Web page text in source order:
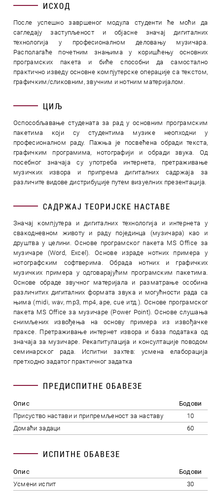
ИСХОД
После успешно завршеног модула студенти ће моћи да
сагледају заступљеност и објасне значај дигиталних
технологија у професионалном деловању музичара.
Располагаће почетним знањима у коришћењу основних
програмских пакета и биће способни да самостално
практично изведу основне компјутерске операције са текстом,
графичким/сликовним, звучним и нотним материјалом.
ЦИЉ
Оспособљавање студената за рад у основним програмским
пакетима који су студентима музике неопходни у
професионалном раду. Пажња је посвећена обради текста,
графичким програмима, нотографији и обради звука. Од
посебног значаја су употреба интернета, претраживање
музичких извора и припрема дигиталних садржаја за
различите видове дистрибуције путем визуелних презентација.
САДРЖАЈ ТЕОРИЈСКЕ НАСТАВЕ
Значај компјутера и дигиталних технологија и интернета у
свакодневном животу и раду појединца (музичара) као и
друштва у целини. Основе програмског пакета MS Office за
музичаре (Word, Excel). Основе израде нотних примера у
нотографским софтверима. Обрада нотних и графичких
музичких примера у одговарајућим програмским пакетима.
Основе обраде звучног материјала и разматрање особина
различитих дигиталних формата звука и могућности рада са
њима (midi, wav, mp3, mp4, ape, cue итд.). Основе програмског
пакета MS Office за музичаре (Power Point). Основе слушања
снимљених извођења на основу примера из извођачке
праксе. Претраживање интернет извора и база података од
значаја за музичаре. Рекапитулација и консултације поводом
семинарског рада. Испитни захтев: усмена елаборација
претходно задатог практичног задатка
ПРЕДИСПИТНЕ ОБАВЕЗЕ
Опис
Бодови
Присуство настави и припремљеност за наставу
10
Домаћи задаци
60
ИСПИТНЕ ОБАВЕЗЕ
Опис
Бодови
Усмени испит
30